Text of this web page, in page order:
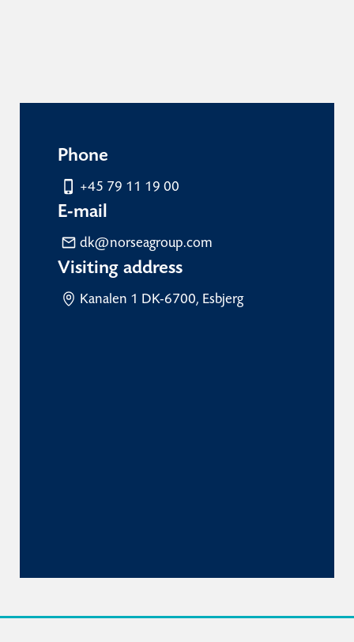
Phone
+45 79 11 19 00
E-mail
dk@norseagroup.com
Visiting address
Kanalen 1 DK-6700, Esbjerg